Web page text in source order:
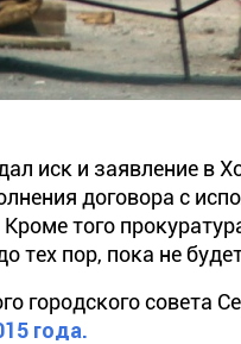
иск и заявление в
договора с
Кроме того
тех пор, пока не
городского совета
года.